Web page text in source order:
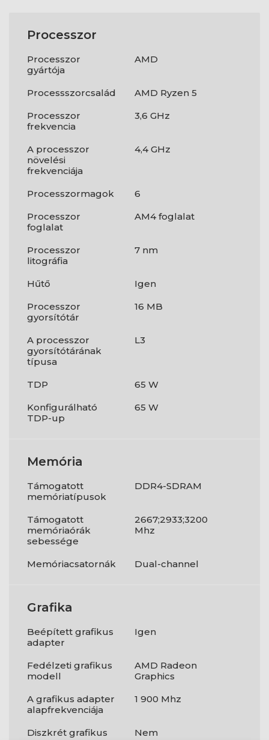
Processzor
Processzor
gyártója
AMD
Processszorcsalád
AMD Ryzen 5
Processzor
frekvencia
3,6 GHz
A processzor
növelési
frekvenciája
4,4 GHz
Processzormagok
6
Processzor
foglalat
AM4 foglalat
Processzor
litográfia
7 nm
Hűtő
Igen
Processzor
gyorsítótár
16 MB
A processzor
gyorsítótárának
típusa
L3
TDP
65 W
Konfigurálható
TDP-up
65 W
Memória
Támogatott
memóriatípusok
DDR4-SDRAM
Támogatott
memóriaórák
sebessége
2667;2933;3200
Mhz
Memóriacsatornák Dual-channel
Grafika
Beépített grafikus
adapter
Igen
Fedélzeti grafikus
modell
AMD Radeon
Graphics
A grafikus adapter
alapfrekvenciája
1 900 Mhz
Diszkrét grafikus
Nem